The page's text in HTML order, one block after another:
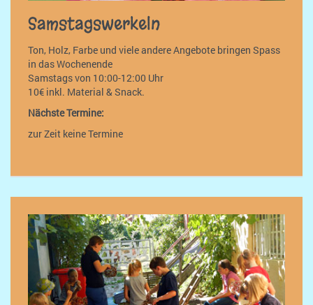
Samstagswerkeln
Ton, Holz, Farbe und viele andere Angebote bringen Spass
in das Wochenende
Samstags von 10:00-12:00 Uhr
10€ inkl. Material & Snack.
Nächste Termine:
zur Zeit keine Termine